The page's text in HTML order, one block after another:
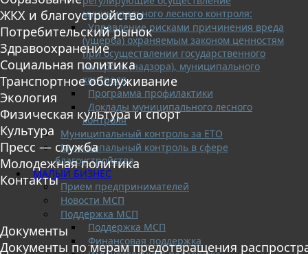
муниципального лесного контроля:
Управление рисками причинения вреда
(ущерба) охраняемым законом ценностям
при осуществлении государственного
контроля (надзора), муниципального
контроля
Программа профилактики
Доклады муниципального лесного
контроля
Муниципальный контроль за ЕТО
Муниципальный контроль в сфере
благоустройства
МАЛЫЙ БИЗНЕС
Прием предпринимателей
Новости МСП
Поддержка МСП
Поддержка МСП
Финансовая поддержка
ЖКХ и благоустройство
Потребительский рынок
Здравоохранение
Социальная политика
Транспортное обслуживание
Экология
Физическая культура и спорт
Культура
Пресс — служба
Молодежная политика
Контакты
Документы
Документы по мерам предотвращения